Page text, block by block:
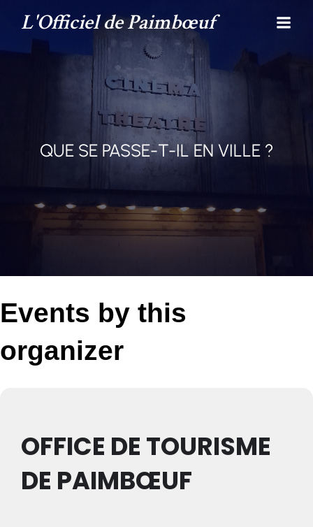
L'Officiel de Paimbœuf
QUE SE PASSE-T-IL EN VILLE ?
Events by this
organizer
OFFICE DE TOURISME
DE PAIMBŒUF